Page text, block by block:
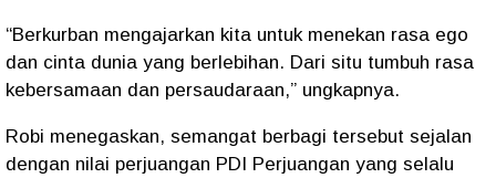
“Berkurban mengajarkan kita untuk menekan rasa ego
dan cinta dunia yang berlebihan. Dari situ tumbuh rasa
kebersamaan dan persaudaraan,” ungkapnya.
Robi menegaskan, semangat berbagi tersebut sejalan
dengan nilai perjuangan PDI Perjuangan yang selalu